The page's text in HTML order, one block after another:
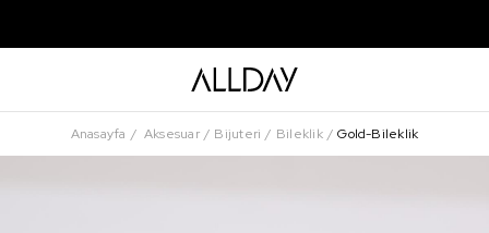
Anasayfa Aksesuar Bijuteri Bileklik Gold-Bileklik